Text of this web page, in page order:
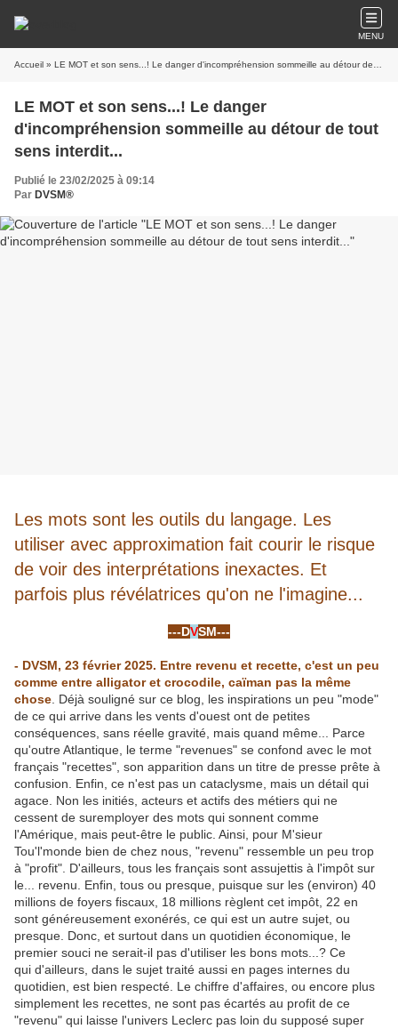
MENU
Accueil » LE MOT et son sens...! Le danger d'incompréhension sommeille au détour de tout sens interdit...
LE MOT et son sens...! Le danger
d'incompréhension sommeille au détour de tout
sens interdit...
Publié le 23/02/2025 à 09:14
Par DVSM®
Les mots sont les outils du langage. Les
utiliser avec approximation fait courir le risque
de voir des interprétations inexactes. Et
parfois plus révélatrices qu'on ne l'imagine...
---DVSM---
- DVSM, 23 février 2025. Entre revenu et recette, c'est un peu
comme entre alligator et crocodile, caïman pas la même
chose . Déjà souligné sur ce blog, les inspirations un peu "mode"
de ce qui arrive dans les vents d'ouest ont de petites
conséquences, sans réelle gravité, mais quand même... Parce
qu'outre Atlantique, le terme "revenues" se confond avec le mot
français "recettes", son apparition dans un titre de presse prête à
confusion. Enfin, ce n'est pas un cataclysme, mais un détail qui
agace. Non les initiés, acteurs et actifs des métiers qui ne
cessent de suremployer des mots qui sonnent comme
l'Amérique, mais peut-être le public. Ainsi, pour M'sieur
Tou'l'monde bien de chez nous, "revenu" ressemble un peu trop
à "profit". D'ailleurs, tous les français sont assujettis à l'impôt sur
le... revenu. Enfin, tous ou presque, puisque sur les (environ) 40
millions de foyers fiscaux, 18 millions règlent cet impôt, 22 en
sont généreusement exonérés, ce qui est un autre sujet, ou
presque. Donc, et surtout dans un quotidien économique, le
premier souci ne serait-il pas d'utiliser les bons mots...? Ce
qui d'ailleurs, dans le sujet traité aussi en pages internes du
quotidien, est bien respecté. Le chiffre d'affaires, ou encore plus
simplement les recettes, ne sont pas écartés au profit de ce
"revenu" qui laisse l'univers Leclerc pas loin du supposé super